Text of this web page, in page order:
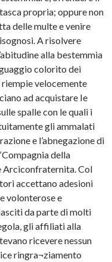
propria; oppure non
delle multe e venire
A risolvere
alla bestemmia
colorito dei
velocemente
ad acquistare Ie
spalle con le quali i
gli ammalati
e l’abnegazione di
della
Arciconfraternita. Col
accettano adesioni
volonterose e
da parte di molti
gli affiliati alla
ricevere nessun
ringra¬ziamento